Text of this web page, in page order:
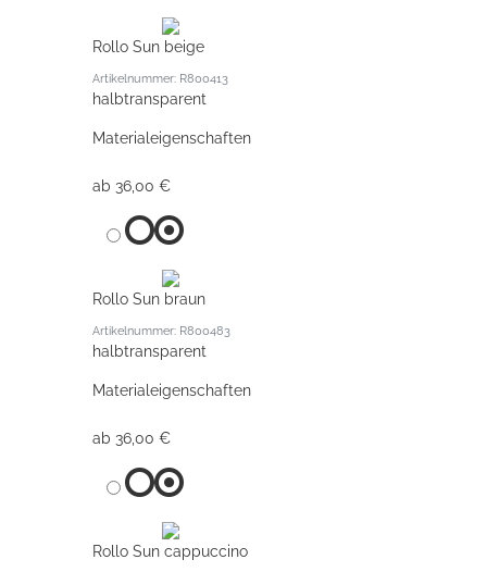
Rollo Sun beige
Artikelnummer: R800413
halbtransparent
Materialeigenschaften
ab 36,00 €
Rollo Sun braun
Artikelnummer: R800483
halbtransparent
Materialeigenschaften
ab 36,00 €
Rollo Sun cappuccino